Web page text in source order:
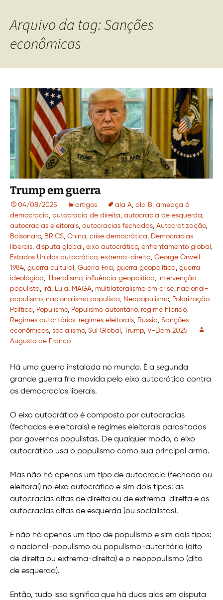
Arquivo da tag: Sanções
econômicas
Trump em guerra
04/08/2025 artigos ala A, ala B, ameaça à
democracia, autocracia de direita, autocracia de esquerda,
autocracias eleitorais, autocracias fechadas, Autocratização,
Bolsonaro, BRICS, China, crise democrática, Democracias
liberais, disputa global , eixo autocrático, enfrentamento global ,
Estados Unidos autocrático, extrema-direita, George Orwell
1984, guerra cultural , Guerra Fria, guerra geopolítica, guerra
ideológica, iliberalismo, influência geopolítica, intervenção
populista, Irã, Lula, MAGA, multilateralismo em crise, nacional-
populismo, nacionalismo populista, Neopopulismo, Polarização
Política, Populismo, Populismo autoritário, regime híbrido,
Regimes autoritários, regimes eleitorais, Rússia, Sanções
econômicas, socialismo, Sul Global , Trump, V-Dem 2025
Augusto de Franco
Há uma guerra instalada no mundo. É a segunda
grande guerra fria movida pelo eixo autocrático contra
as democracias liberais.
O eixo autocrático é composto por autocracias
(fechadas e eleitorais) e regimes eleitorais parasitados
por governos populistas. De qualquer modo, o eixo
autocrático usa o populismo como sua principal arma.
Mas não há apenas um tipo de autocracia (fechada ou
eleitoral) no eixo autocrático e sim dois tipos: as
autocracias ditas de direita ou de extrema-direita e as
autocracias ditas de esquerda (ou socialistas).
E não há apenas um tipo de populismo e sim dois tipos:
o nacional-populismo ou populismo-autoritário (dito
de direita ou extrema-direita) e o neopopulismo (dito
de esquerda).
Então, tudo isso significa que há duas alas em disputa